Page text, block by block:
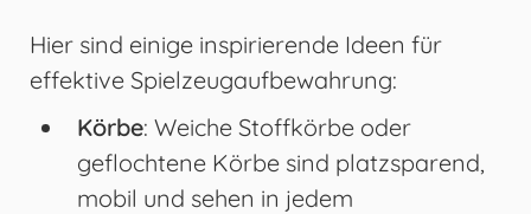
Hier sind einige inspirierende Ideen für
effektive Spielzeugaufbewahrung:
Körbe: Weiche Stoffkörbe oder
geflochtene Körbe sind platzsparend,
mobil und sehen in jedem